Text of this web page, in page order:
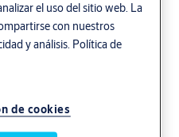
el uso del sitio web. La
con nuestros
y análisis. Política de
de cookies